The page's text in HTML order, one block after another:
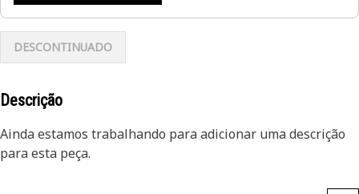
DESCONTINUADO
Descrição
Ainda estamos trabalhando para adicionar uma descrição
para esta peça.